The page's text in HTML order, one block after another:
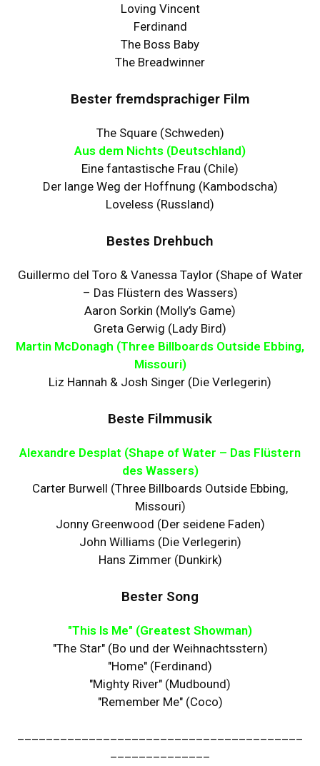
Loving Vincent
Ferdinand
The Boss Baby
The Breadwinner
Bester fremdsprachiger Film
The Square (Schweden)
Aus dem Nichts (Deutschland)
Eine fantastische Frau (Chile)
Der lange Weg der Hoffnung (Kambodscha)
Loveless (Russland)
Bestes Drehbuch
Guillermo del Toro & Vanessa Taylor (Shape of Water
– Das Flüstern des Wassers)
Aaron Sorkin (Molly’s Game)
Greta Gerwig (Lady Bird)
Martin McDonagh (Three Billboards Outside Ebbing,
Missouri)
Liz Hannah & Josh Singer (Die Verlegerin)
Beste Filmmusik
Alexandre Desplat (Shape of Water – Das Flüstern
des Wassers)
Carter Burwell (Three Billboards Outside Ebbing,
Missouri)
Jonny Greenwood (Der seidene Faden)
John Williams (Die Verlegerin)
Hans Zimmer (Dunkirk)
Bester Song
"This Is Me" (Greatest Showman)
"The Star" (Bo und der Weihnachtsstern)
"Home" (Ferdinand)
"Mighty River" (Mudbound)
"Remember Me" (Coco)